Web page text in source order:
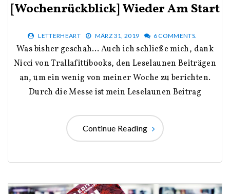
[Wochenrückblick] Wieder Am Start
LETTERHEART MÄRZ 31, 2019 6 COMMENTS.
Was bisher geschah… Auch ich schließe mich, dank
Nicci von Trallafittibooks, den Leselaunen Beiträgen
an, um ein wenig von meiner Woche zu berichten.
Durch die Messe ist mein Leselaunen Beitrag
Continue Reading